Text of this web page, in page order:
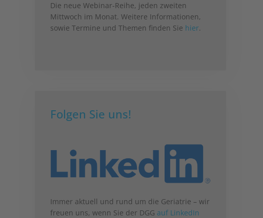
Die neue Webinar-Reihe, jeden zweiten
Mittwoch im Monat. Weitere Informationen,
sowie Termine und Themen finden Sie hier.
Folgen Sie uns!
Immer aktuell und rund um die Geriatrie – wir
freuen uns, wenn Sie der DGG auf LinkedIn